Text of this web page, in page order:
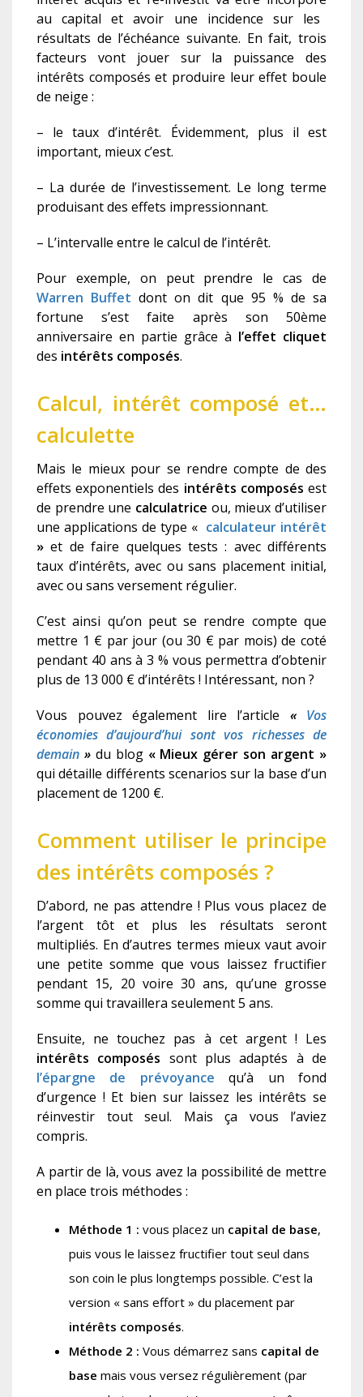
au capital et avoir une incidence sur les
résultats de l’échéance suivante. En fait, trois
facteurs vont jouer sur la puissance des
intérêts composés et produire leur effet boule
de neige :
– le taux d’intérêt. Évidemment, plus il est
important, mieux c’est.
– La durée de l’investissement. Le long terme
produisant des effets impressionnant.
– L’intervalle entre le calcul de l’intérêt.
Pour exemple, on peut prendre le cas de
Warren Buffetdont on dit que 95 % de sa
fortune s’est faite après son 50ème
anniversaire en partie grâce à l’effet cliquet
des intérêts composés.
Calcul, intérêt composé et…
calculette
Mais le mieux pour se rendre compte de des
effets exponentiels des intérêts composés est
de prendre une calculatrice ou, mieux d’utiliser
une applications de type « calculateur intérêt
» et de faire quelques tests : avec différents
taux d’intérêts, avec ou sans placement initial,
avec ou sans versement régulier.
C’est ainsi qu’on peut se rendre compte que
mettre 1 € par jour (ou 30 € par mois) de coté
pendant 40 ans à 3 % vous permettra d’obtenir
plus de 13 000 € d’intérêts ! Intéressant, non ?
Vous pouvez également lire l’article « Vos
économies d’aujourd’hui sont vos richesses de
demain » du blog « Mieux gérer son argent »
qui détaille différents scenarios sur la base d’un
placement de 1200 €.
Comment utiliser le principe
des intérêts composés ?
D’abord, ne pas attendre ! Plus vous placez de
l’argent tôt et plus les résultats seront
multipliés. En d’autres termes mieux vaut avoir
une petite somme que vous laissez fructifier
pendant 15, 20 voire 30 ans, qu’une grosse
somme qui travaillera seulement 5 ans.
Ensuite, ne touchez pas à cet argent ! Les
intérêts composés sont plus adaptés à de
l’épargne de prévoyance qu’à un fond
d’urgence ! Et bien sur laissez les intérêts se
réinvestir tout seul. Mais ça vous l’aviez
compris.
A partir de là, vous avez la possibilité de mettre
en place trois méthodes :
Méthode 1 : vous placez un capital de base,
puis vous le laissez fructifier tout seul dans
son coin le plus longtemps possible. C’est la
version « sans effort » du placement par
intérêts composés.
Méthode 2 : Vous démarrez sans capital de
base mais vous versez régulièrement (par